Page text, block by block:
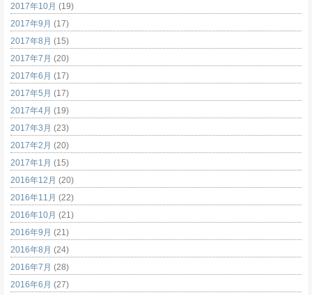
2017年10月 (19)
2017年9月 (17)
2017年8月 (15)
2017年7月 (20)
2017年6月 (17)
2017年5月 (17)
2017年4月 (19)
2017年3月 (23)
2017年2月 (20)
2017年1月 (15)
2016年12月 (20)
2016年11月 (22)
2016年10月 (21)
2016年9月 (21)
2016年8月 (24)
2016年7月 (28)
2016年6月 (27)